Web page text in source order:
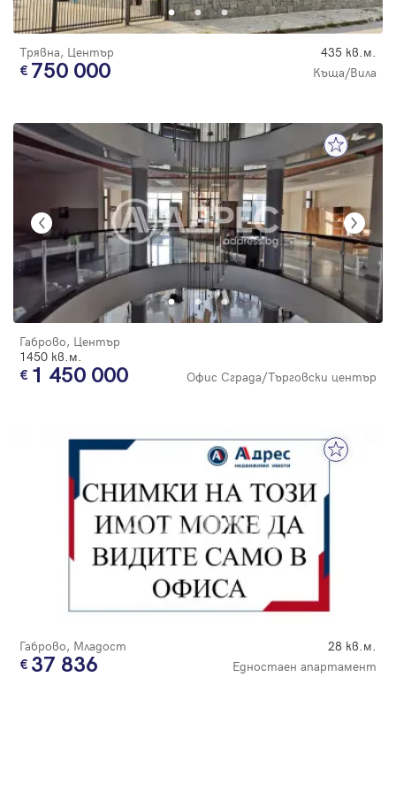
Трявна, Център 435 кв.м.
750 000 Къща/Вила
Габрово, Център
1450 кв.м.
1 450 000 Офис Сграда/Търговски център
Габрово, Младост 28 кв.м.
37 836 Едностаен апартамент